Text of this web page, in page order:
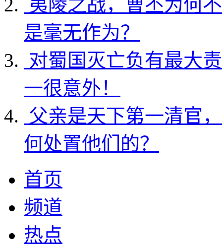
夷陵之战，曹丕为何
是毫无作为？
对蜀国灭亡负有最大
一很意外！
父亲是天下第一清官
何处置他们的？
首页
频道
热点